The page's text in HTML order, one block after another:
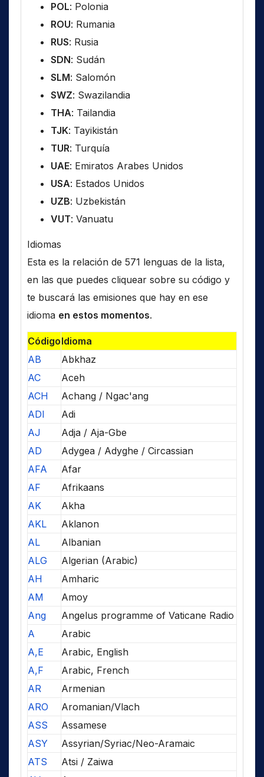
POL: Polonia
ROU: Rumania
RUS: Rusia
SDN: Sudán
SLM: Salomón
SWZ: Swazilandia
THA: Tailandia
TJK: Tayikistán
TUR: Turquía
UAE: Emiratos Arabes Unidos
USA: Estados Unidos
UZB: Uzbekistán
VUT: Vanuatu
Idiomas
Esta es la relación de 571 lenguas de la lista,
en las que puedes cliquear sobre su código y
te buscará las emisiones que hay en ese
idioma en estos momentos.
CódigoIdioma
AB
Abkhaz
AC
Aceh
ACH
Achang / Ngac'ang
ADI
Adi
AJ
Adja / Aja-Gbe
AD
Adygea / Adyghe / Circassian
AFA
Afar
AF
Afrikaans
AK
Akha
AKL
Aklanon
AL
Albanian
ALG
Algerian (Arabic)
AH
Amharic
AM
Amoy
Ang
Angelus programme of Vaticane Radio
A
Arabic
A,E
Arabic, English
A,F
Arabic, French
AR
Armenian
ARO
Aromanian/Vlach
ASS
Assamese
ASY
Assyrian/Syriac/Neo-Aramaic
ATS
Atsi / Zaiwa